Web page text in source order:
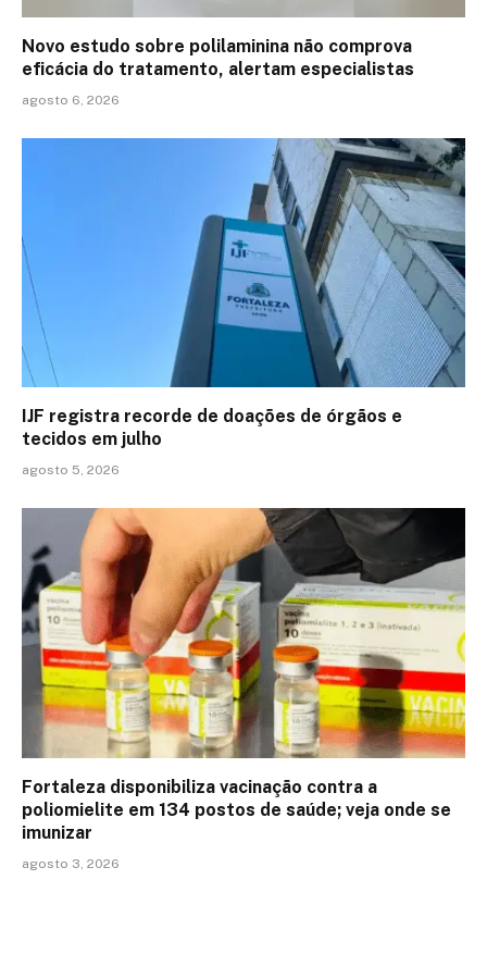
Novo estudo sobre polilaminina não comprova
eficácia do tratamento, alertam especialistas
agosto 6, 2026
IJF registra recorde de doações de órgãos e
tecidos em julho
agosto 5, 2026
Fortaleza disponibiliza vacinação contra a
poliomielite em 134 postos de saúde; veja onde se
imunizar
agosto 3, 2026